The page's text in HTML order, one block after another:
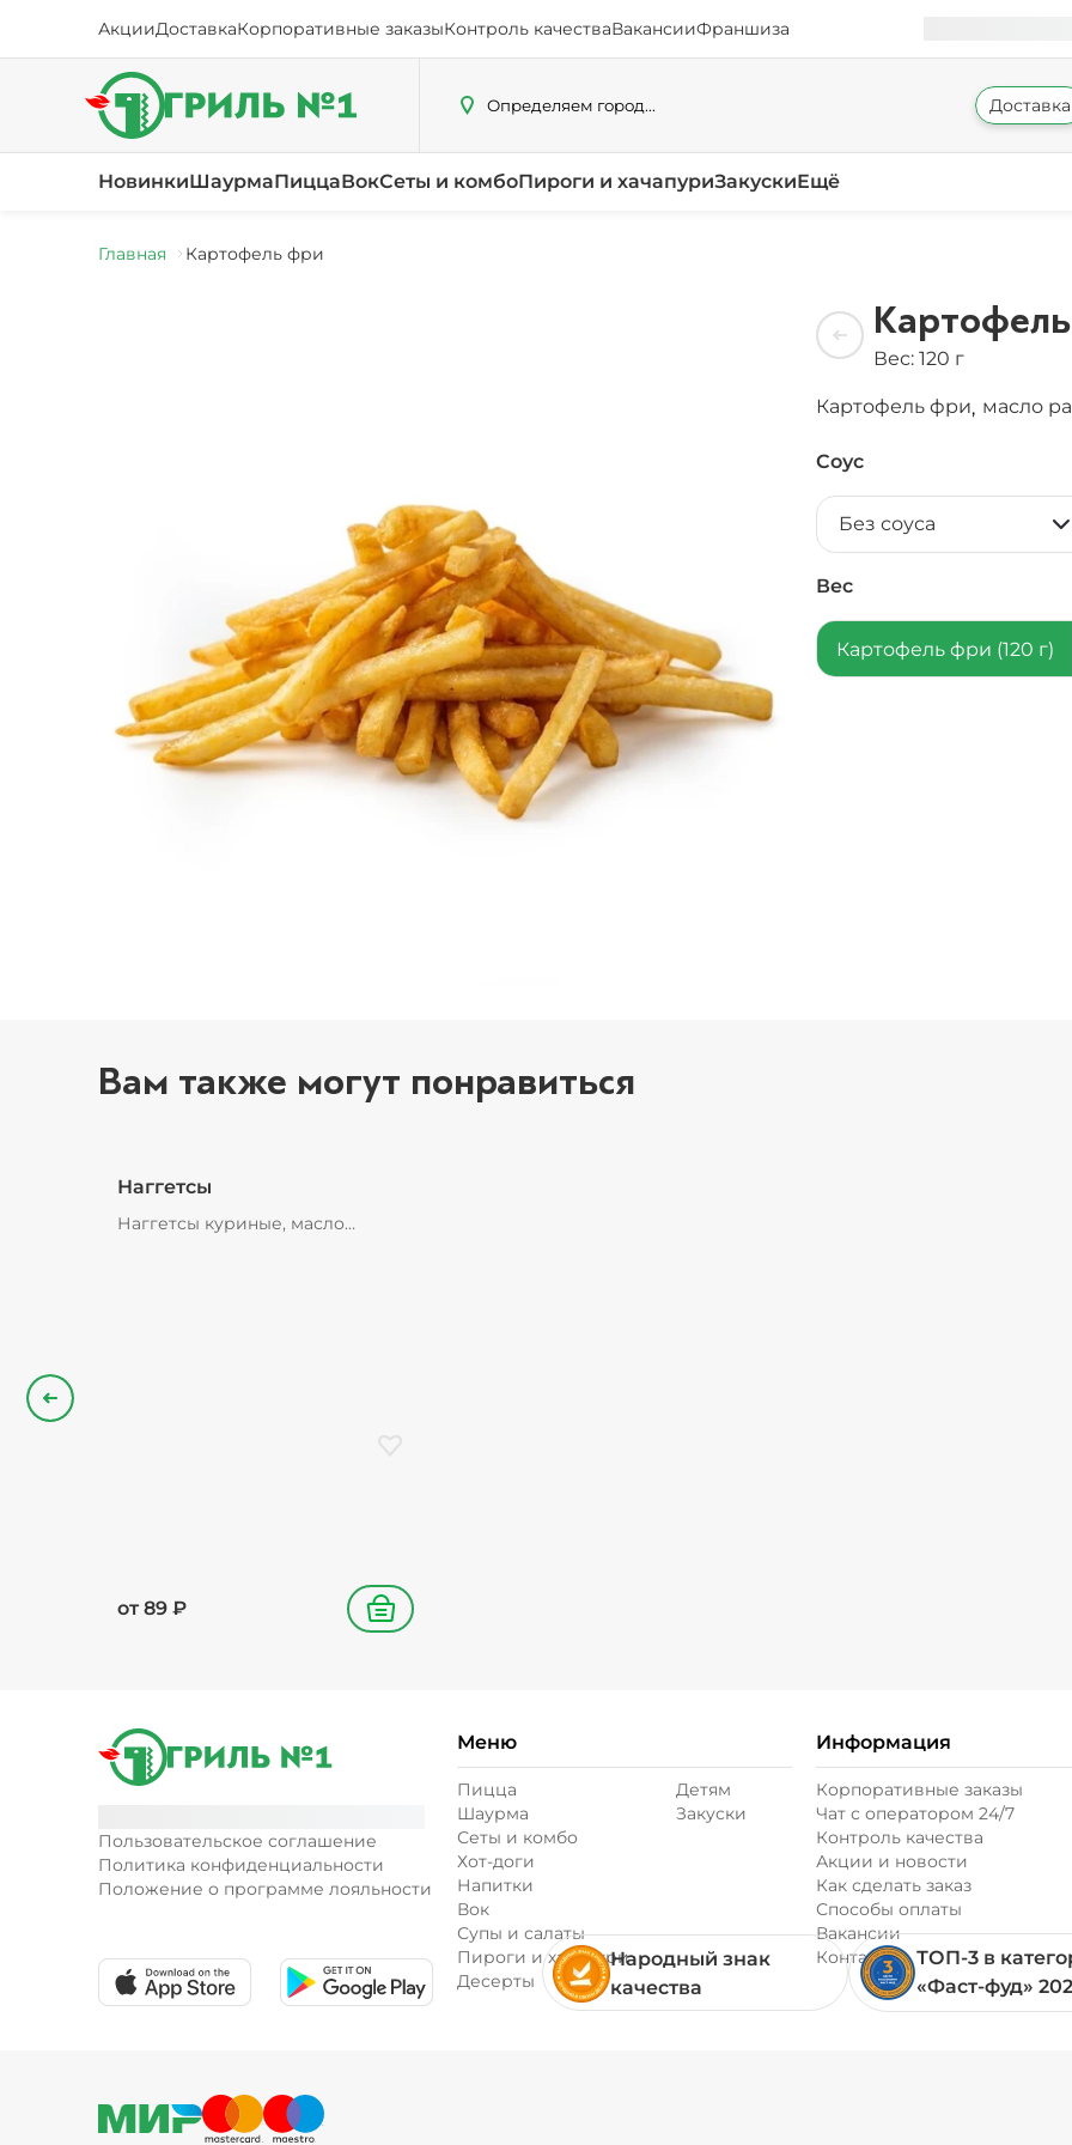
АкцииДоставкаКорпоративные заказыКонтроль качестваВакансииФраншиза
Определяем город... Доставка
НовинкиШаурмаПиццаВокСеты и комбоПироги и хачапуриЗакускиЕщё
Главная Картофель фри
Вес: 120 г
Картофель фри, масло
Соус
Без соуса
Вес
Картофель фри (120 г)
Вам также могут понравиться
Наггетсы
Наггетсы куриные, масло
от 89 ₽ В корзину
Назад
Пользовательское соглашение
Политика конфиденциальности
Положение о программе лояльности
Меню
Пицца
Шаурма
Сеты и комбо
Хот-доги
Напитки
Вок
Супы и салаты
Пироги и хачапури
Десерты
Детям
Закуски
Информация
Корпоративные заказы
Чат с оператором 24/7
Контроль качества
Акции и новости
Как сделать заказ
Способы оплаты
Вакансии
Контакты
Народный знак
качества
ТОП-3 в
«Фаст-фуд»